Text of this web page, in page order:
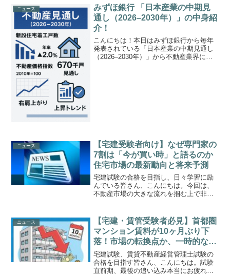
住宅の価格動向によると、東京23区の平
均価格が8,137万円...
ニュース
みずほ銀行 「日本産業の中期見
通し（2026–2030年）」の中身紹
介！
こんにちは！本日はみずほ銀行から毎年
発表されている「日本産業の中期見通し
（2026–2030年）」から不動産業界にか
ニュース
【宅建受験者向け】なぜ専門家の
7割は「今が買い時」と語るのか
住宅市場の最新動向と将来予測
宅建試験の合格を目指し、日々学習に励
んでいる皆さん、こんにちは。今回は、
不動産市場の大きな流れを掴む上で非常
イナンシャルプランナー（FP）の約7割
が「マイホームは今が買...
ニュース
【宅建・賃管受験者必見】首都圏
マンション賃料が10ヶ月ぶり下
落！市場の転換点か、一時的な調
整か？
宅建試験、賃貸不動産経営管理士試験の
合格を目指す皆さん、こんにちは。試験
直前期、最後の追い込み本当にお疲れ様